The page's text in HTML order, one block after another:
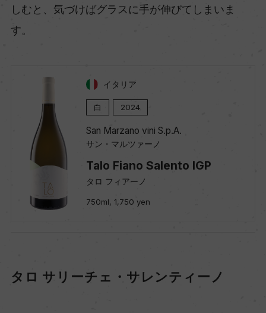
しむと、気づけばグラスに手が伸びてしまいま
す。
イタリア
白 2024
San Marzano vini S.p.A.
サン・マルツァーノ
Talo Fiano Salento IGP
タロ フィアーノ
750ml, 1,750 yen
タロ サリーチェ・サレンティーノ